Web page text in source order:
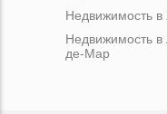
Недвижимость
Недвижимость в
де-Мар